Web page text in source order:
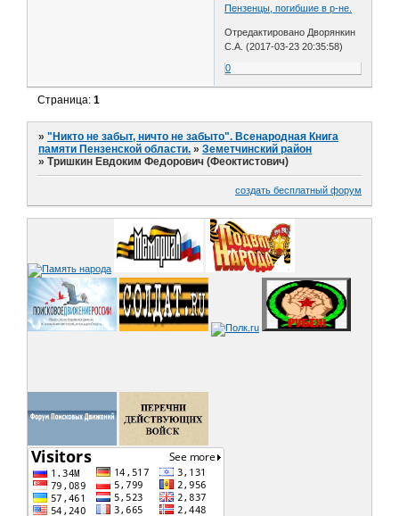
Пензенцы, погибшие в р-не.
Отредактировано Дворянкин
С.А. (2017-03-23 20:35:58)
0
Страница:1
»"Никто не забыт, ничто не забыто". Всенародная Книга
памяти Пензенской области. »Земетчинский район
»Тришкин Евдоким Федорович (Феоктистович)
создать бесплатный форум